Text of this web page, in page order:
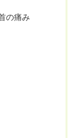
の痛み